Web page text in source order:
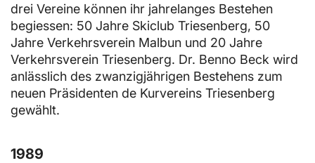
drei Vereine können ihr jahrelanges Bestehen
begiessen: 50 Jahre Skiclub Triesenberg, 50
Jahre Verkehrsverein Malbun und 20 Jahre
Verkehrsverein Triesenberg. Dr. Benno Beck wird
anlässlich des zwanzigjährigen Bestehens zum
neuen Präsidenten de Kurvereins Triesenberg
gewählt.
1989